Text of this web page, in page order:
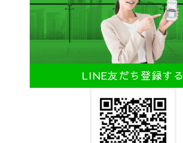
LINE友だち登録する